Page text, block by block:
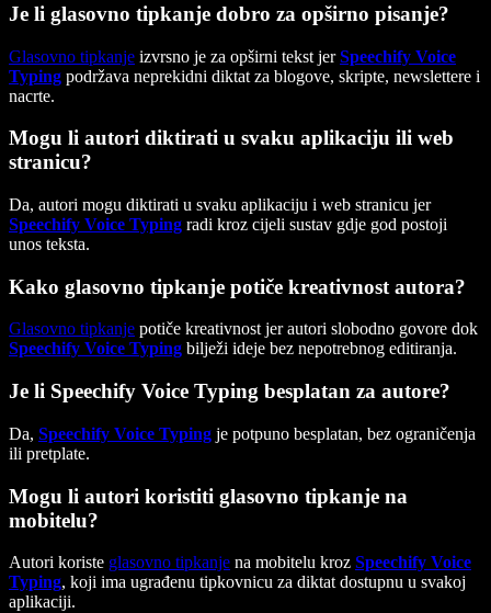
Je li glasovno tipkanje dobro za opširno pisanje?
Glasovno tipkanje izvrsno je za opširni tekst jerSpeechify Voice
Typing podržava neprekidni diktat za blogove, skripte, newslettere i
nacrte.
Mogu li autori diktirati u svaku aplikaciju ili web
stranicu?
Da, autori mogu diktirati u svaku aplikaciju i web stranicu jer
Speechify Voice Typing radi kroz cijeli sustav gdje god postoji
unos teksta.
Kako glasovno tipkanje potiče kreativnost autora?
Glasovno tipkanje potiče kreativnost jer autori slobodno govore dok
Speechify Voice Typing bilježi ideje bez nepotrebnog editiranja.
Je li Speechify Voice Typing besplatan za autore?
Da, Speechify Voice Typing je potpuno besplatan, bez ograničenja
ili pretplate.
Mogu li autori koristiti glasovno tipkanje na
mobitelu?
Autori koriste glasovno tipkanje na mobitelu kroz Speechify Voice
Typing, koji ima ugrađenu tipkovnicu za diktat dostupnu u svakoj
aplikaciji.